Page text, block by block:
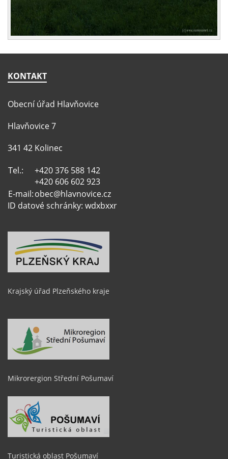
KONTAKT
Obecní úřad Hlavňovice
Hlavňovice 7
341 42 Kolinec
Tel.:
+420 376 588 142
+420 606 602 923
E-mail:obec@hlavnovice.cz
ID datové schránky: wdxbxxr
Krajský úřad Plzeňského kraje
Mikrorergion Střední Pošumaví
Turistická oblast Pošumaví